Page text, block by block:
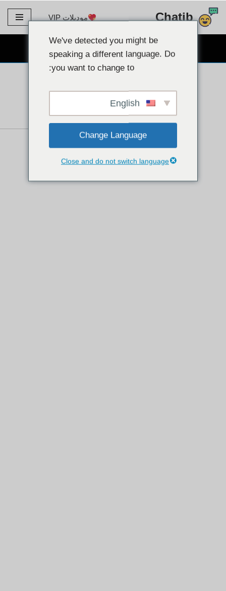
تخطى
Chatib موديلات VIP
دردشة كاميرا ويب مجانية
We've detected you might be
speaking a different language. Do
you want to change to:
Change Language
Close and do not switch language